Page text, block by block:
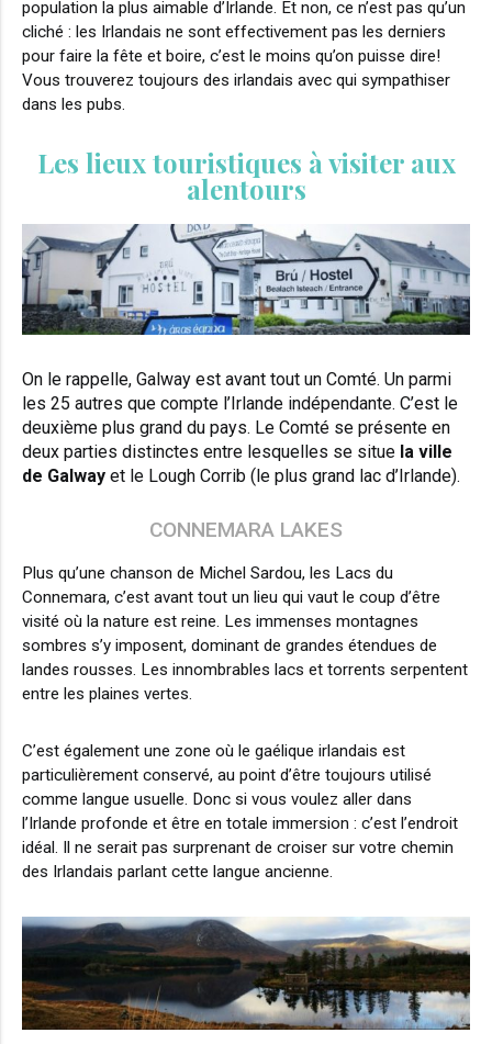
population la plus aimable d’Irlande. Et non, ce n’est pas qu’un
cliché : les Irlandais ne sont effectivement pas les derniers
pour faire la fête et boire, c’est le moins qu’on puisse dire!
Vous trouverez toujours des irlandais avec qui sympathiser
dans les pubs.
Les lieux touristiques à visiter aux
alentours
On le rappelle, Galway est avant tout un Comté. Un parmi
les 25 autres que compte l’Irlande indépendante. C’est le
deuxième plus grand du pays. Le Comté se présente en
deux parties distinctes entre lesquelles se situe la ville
de Galway et le Lough Corrib (le plus grand lac d’Irlande).
CONNEMARA LAKES
Plus qu’une chanson de Michel Sardou, les Lacs du
Connemara, c’est avant tout un lieu qui vaut le coup d’être
visité où la nature est reine. Les immenses montagnes
sombres s’y imposent, dominant de grandes étendues de
landes rousses. Les innombrables lacs et torrents serpentent
entre les plaines vertes.
C’est également une zone où le gaélique irlandais est
particulièrement conservé, au point d’être toujours utilisé
comme langue usuelle. Donc si vous voulez aller dans
l’Irlande profonde et être en totale immersion : c’est l’endroit
idéal. Il ne serait pas surprenant de croiser sur votre chemin
des Irlandais parlant cette langue ancienne.